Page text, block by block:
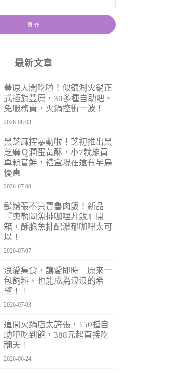
最新文章
豐原人開吃啦！似錦涮火鍋正
式插旗豐原，30多種自助吧、
免服務費，火鍋控衝一波！
2026-08-03
黑芝麻控暴動啦！芝初推出黑
芝麻Ｑ潤蛋黃酥，小7就能買
單顆嘗鮮，禮盒現在還有早鳥
優惠
2026-07-09
鬍鬚張不只賣魯肉飯！新品
『奧勒岡魚排咖哩丼飯』開
箱，酥脆魚排配濃郁咖哩太可
以！
2026-07-07
浪愛集食，讓愛即時｜原來一
包飼料、也能成為浪浪的希
望！！
2026-07-03
這間火鍋店太誇張，150種自
助吧吃到飽，388元起直接吃
翻天！
2026-06-24